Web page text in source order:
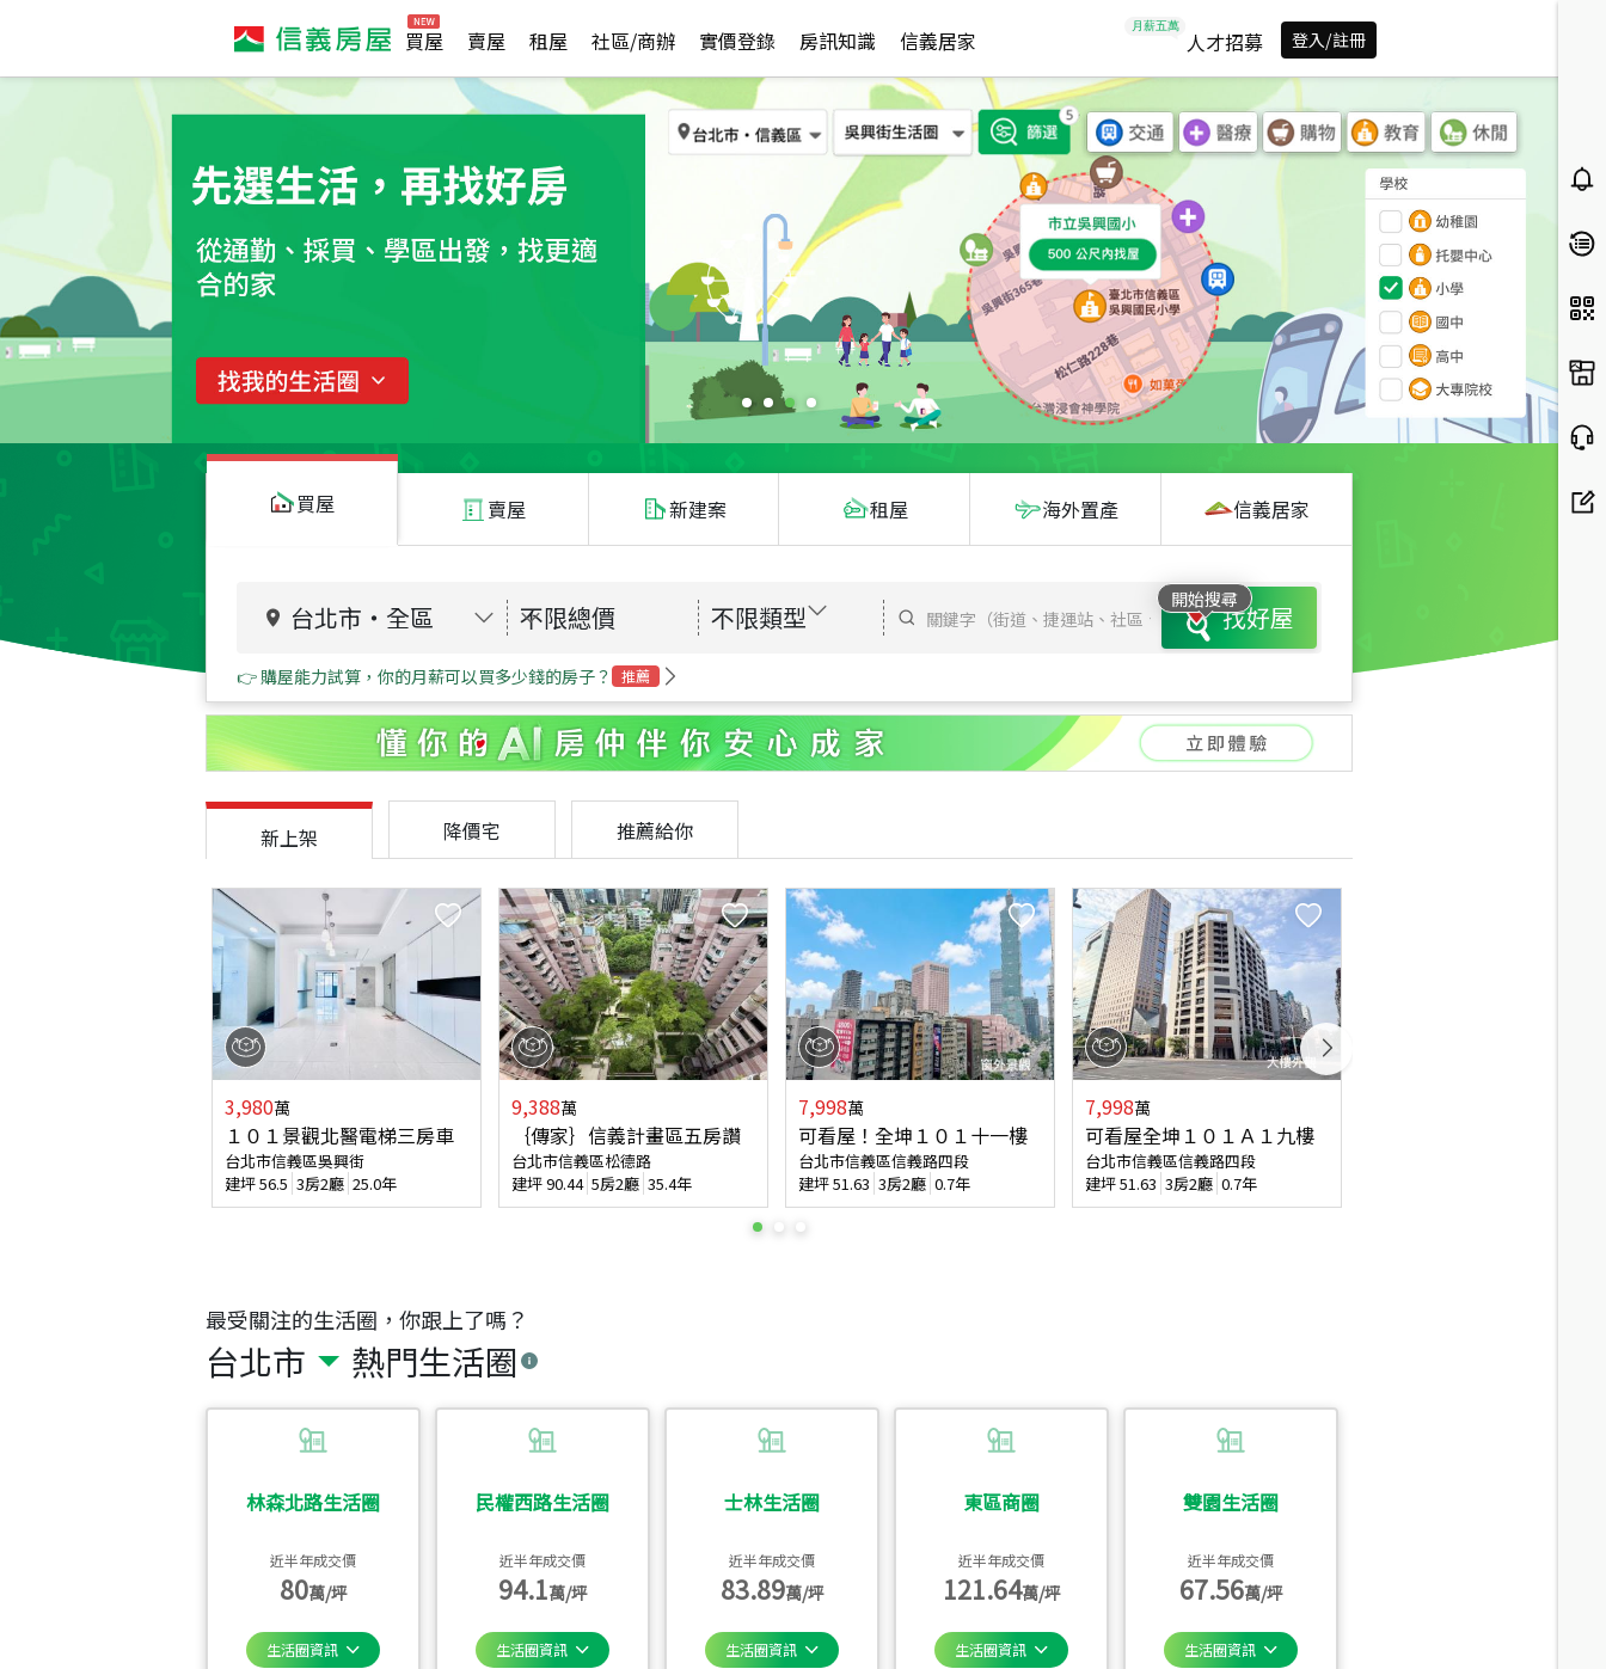
買屋 賣屋 租屋 社區/商辦 實價登錄 房訊知識 信義居家 人才招募 登入/註冊
買屋 賣屋 新建案 租屋 海外置產 信義居家
台北市 ・ 全區 不限總價 不限類型 開始搜尋找好屋
👉 購屋能力試算，你的月薪可以買多少錢的房子？ 推薦
最受關注的生活圈，你跟上了嗎？
台北市 熱門生活圈
林森北路生活圈
近半年成交價
80萬/坪
生活圈資訊
民權西路生活圈
近半年成交價
94.1萬/坪
生活圈資訊
士林生活圈
近半年成交價
83.89萬/坪
生活圈資訊
東區商圈
近半年成交價
121.64萬/坪
生活圈資訊
雙園生活圈
近半年成交價
67.56萬/坪
生活圈資訊
新上架 降價宅 推薦給你
3,980萬
１０１景觀北醫電梯三房車
台北市信義區吳興街
建坪56.5 3房2廳 25.0年
9,388萬
｛傳家｝信義計畫區五房讚
台北市信義區松德路
建坪90.44 5房2廳 35.4年
7,998萬
可看屋！全坤１０１十一樓
台北市信義區信義路四段
建坪51.63 3房2廳 0.7年
7,998萬
可看屋全坤１０１Ａ１九樓
台北市信義區信義路四段
建坪51.63 3房2廳 0.7年